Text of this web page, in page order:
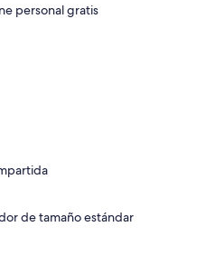
personal gratis
de tamaño estándar